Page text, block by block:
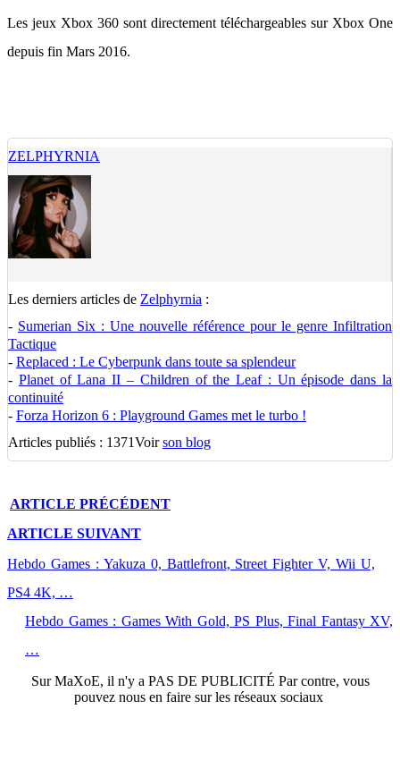
Les jeux Xbox 360 sont directement téléchargeables sur Xbox One
depuis fin Mars 2016.
ZELPHYRNIA
Les derniers articles de Zelphyrnia :
- Sumerian Six : Une nouvelle référence pour le genre Infiltration
Tactique
- Replaced : Le Cyberpunk dans toute sa splendeur
- Planet of Lana II – Children of the Leaf : Un épisode dans la
continuité
- Forza Horizon 6 : Playground Games met le turbo !
Articles publiés : 1371Voirson blog
ARTICLE PRÉCÉDENT
ARTICLE SUIVANT
Hebdo Games : Yakuza 0, Battlefront, Street Fighter V, Wii U,
PS4 4K, …
Hebdo Games : Games With Gold, PS Plus, Final Fantasy XV,
…
SurMaXoE, il n'y a PAS DE PUBLICITÉ Par contre, vous
pouvez nous en faire sur les réseaux sociaux